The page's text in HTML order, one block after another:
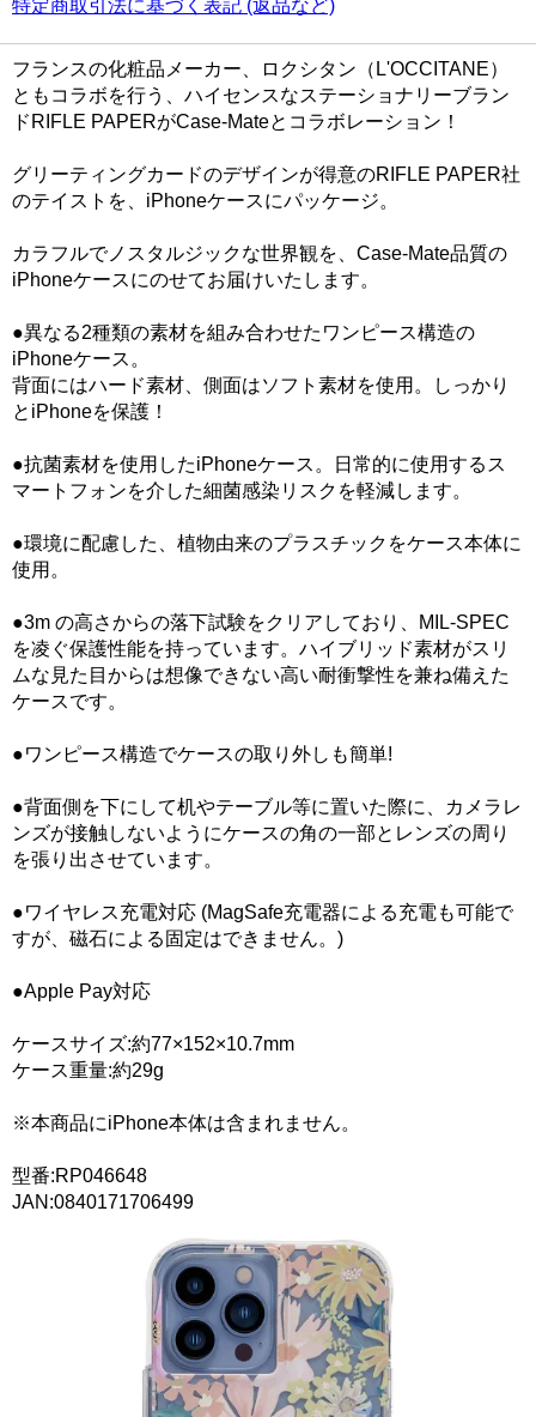
特定商取引法に基づく表記 (返品など)
フランスの化粧品メーカー、ロクシタン（L'OCCITANE）
ともコラボを行う、ハイセンスなステーショナリーブラン
ドRIFLE PAPERがCase-Mateとコラボレーション！
グリーティングカードのデザインが得意のRIFLE PAPER社
のテイストを、iPhoneケースにパッケージ。
カラフルでノスタルジックな世界観を、Case-Mate品質の
iPhoneケースにのせてお届けいたします。
●異なる2種類の素材を組み合わせたワンピース構造の
iPhoneケース。
背面にはハード素材、側面はソフト素材を使用。しっかり
とiPhoneを保護！
●抗菌素材を使用したiPhoneケース。日常的に使用するス
マートフォンを介した細菌感染リスクを軽減します。
●環境に配慮した、植物由来のプラスチックをケース本体に
使用。
●3m の高さからの落下試験をクリアしており、MIL-SPEC
を凌ぐ保護性能を持っています。ハイブリッド素材がスリ
ムな見た目からは想像できない高い耐衝撃性を兼ね備えた
ケースです。
●ワンピース構造でケースの取り外しも簡単!
●背面側を下にして机やテーブル等に置いた際に、カメラレ
ンズが接触しないようにケースの角の一部とレンズの周り
を張り出させています。
●ワイヤレス充電対応 (MagSafe充電器による充電も可能で
すが、磁石による固定はできません。)
●Apple Pay対応
ケースサイズ:約77×152×10.7mm
ケース重量:約29g
※本商品にiPhone本体は含まれません。
型番:RP046648
JAN:0840171706499